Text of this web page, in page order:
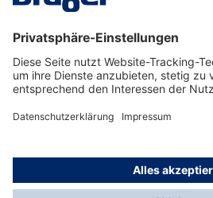
Über Dräger
Informationen
© Dräger Austria GmbH, 2024